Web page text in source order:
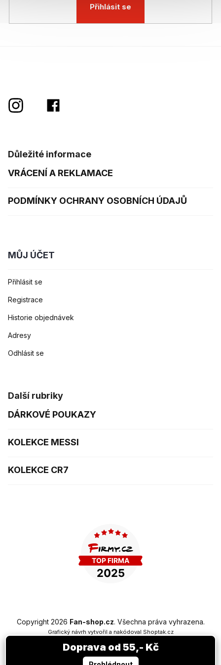
Přihlásit se
Důležité informace
VRÁCENÍ A REKLAMACE
PODMÍNKY OCHRANY OSOBNÍCH ÚDAJŮ
MŮJ ÚČET
Přihlásit se
Registrace
Historie objednávek
Adresy
Odhlásit se
Další rubriky
DÁRKOVÉ POUKAZY
KOLEKCE MESSI
KOLEKCE CR7
Vytvořil Shoptet Premium
Copyright 2026 Fan-shop.cz. Všechna práva vyhrazena.
Grafický návrh vytvořil a nakódoval Shoptak.cz
Doprava od 55,- Kč